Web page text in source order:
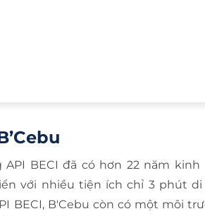
BECI đã có hơn 22 năm kinh
với nhiều tiện ích chỉ 3 phút di
BECI, B'Cebu còn có một môi